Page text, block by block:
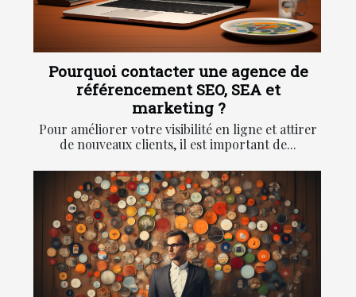
Pourquoi contacter une agence de
référencement SEO, SEA et
marketing ?
Pour améliorer votre visibilité en ligne et attirer
de nouveaux clients, il est important de...